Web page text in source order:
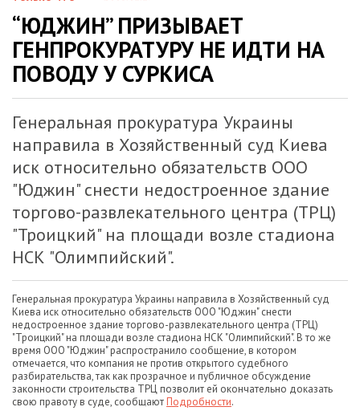
“ЮДЖИН” ПРИЗЫВАЕТ
ГЕНПРОКУРАТУРУ НЕ ИДТИ НА
ПОВОДУ У СУРКИСА
Генеральная прокуратура Украины
направила в Хозяйственный суд Киева
иск относительно обязательств ООО
"Юджин" снести недостроенное здание
торгово-развлекательного центра (ТРЦ)
"Троицкий" на площади возле стадиона
НСК "Олимпийский".
Генеральная прокуратура Украины направила в Хозяйственный суд
Киева иск относительно обязательств ООО "Юджин" снести
недостроенное здание торгово-развлекательного центра (ТРЦ)
"Троицкий" на площади возле стадиона НСК "Олимпийский". В то же
время ООО "Юджин" распространило сообщение, в котором
отмечается, что компания не против открытого судебного
разбирательства, так как прозрачное и публичное обсуждение
законности строительства ТРЦ позволит ей окончательно доказать
свою правоту в суде, сообщаютПодробности.